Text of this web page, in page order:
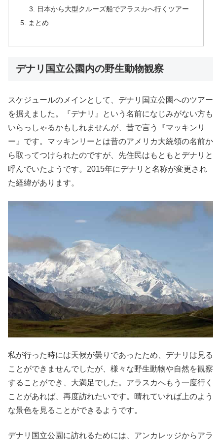
日本から大型クルーズ船でアラスカへ行くツアー
まとめ
デナリ国立公園内の野生動物観察
スケジュールのメインとして、デナリ国立公園へのツアー
を据えました。『デナリ』という名前になじみがない方も
いらっしゃるかもしれませんが、昔で言う『マッキンリ
ー』です。マッキンリーとは昔のアメリカ大統領の名前か
ら取ってつけられたのですが、先住民はもともとデナリと
呼んでいたようです。2015年にデナリと名称が変更され
た経緯があります。
私が行った時には天候が曇りであったため、デナリは見る
ことができませんでしたが、様々な野生動物や自然を観察
することができ、大満足でした。アラスカへもう一度行く
ことがあれば、再度訪れたいです。晴れていれば上のよう
な景色を見ることができるようです。
デナリ国立公園に訪れるためには、アンカレッジからアラ